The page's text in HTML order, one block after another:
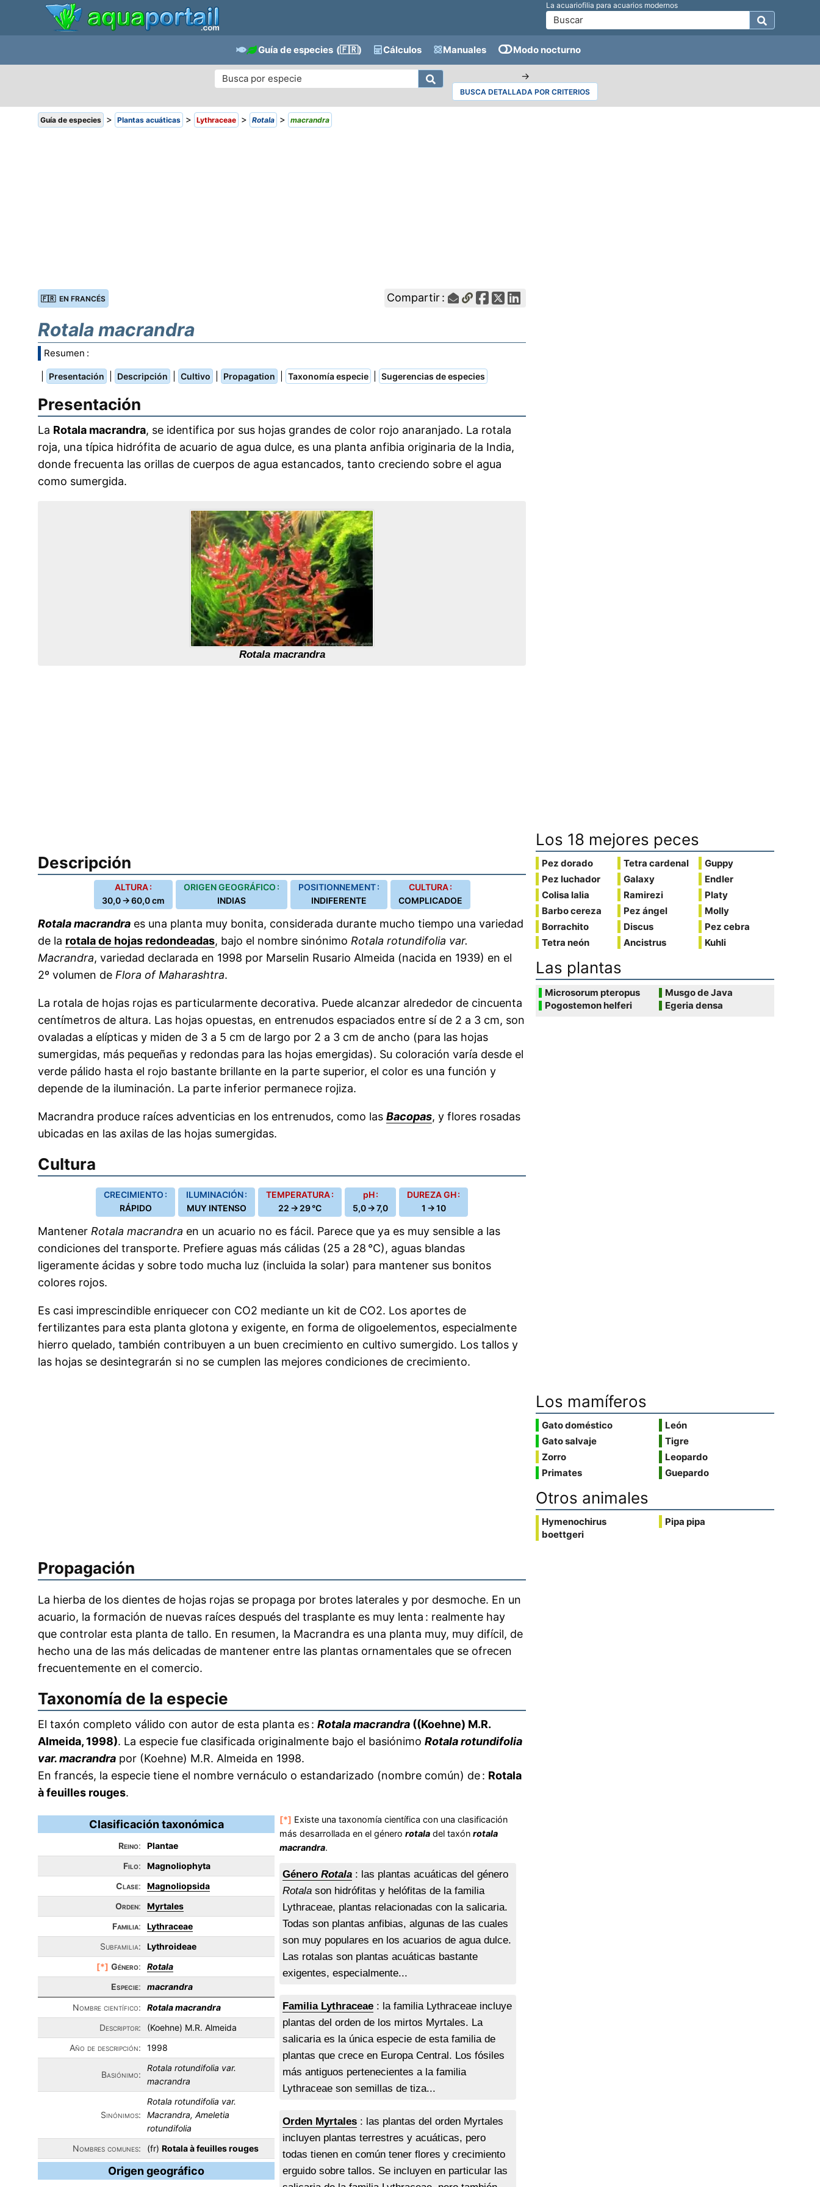
La acuariofilia para acuarios modernos
Guía de especies (🇫🇷) Cálculos Manuales Modo nocturno
→
BUSCA DETALLADA POR CRITERIOS
Guía de especies > Plantas acuáticas > Lythraceae > Rotala > macrandra
🇫🇷 EN FRANCÉS Compartir :
Rotala macrandra
Resumen :
Presentación Descripción Cultivo Propagation Taxonomía especie Sugerencias de especies
Presentación
La Rotala macrandra, se identifica por sus hojas grandes de color rojo anaranjado. La rotala
roja, una típica hidrófita de acuario de agua dulce, es una planta anfibia originaria de la India,
donde frecuenta las orillas de cuerpos de agua estancados, tanto creciendo sobre el agua
como sumergida.
Rotala macrandra
Descripción
ALTURA :
30,0 → 60,0 cm
ORIGEN GEOGRÁFICO :
INDIAS
POSITIONNEMENT :
INDIFERENTE
CULTURA :
COMPLICADOE
Rotala macrandra es una planta muy bonita, considerada durante mucho tiempo una variedad
de la rotala de hojas redondeadas, bajo el nombre sinónimo Rotala rotundifolia var.
Macrandra, variedad declarada en 1998 por Marselin Rusario Almeida (nacida en 1939) en el
2º volumen de Flora of Maharashtra.
La rotala de hojas rojas es particularmente decorativa. Puede alcanzar alrededor de cincuenta
centímetros de altura. Las hojas opuestas, en entrenudos espaciados entre sí de 2 a 3 cm, son
ovaladas a elípticas y miden de 3 a 5 cm de largo por 2 a 3 cm de ancho (para las hojas
sumergidas, más pequeñas y redondas para las hojas emergidas). Su coloración varía desde el
verde pálido hasta el rojo bastante brillante en la parte superior, el color es una función y
depende de la iluminación. La parte inferior permanece rojiza.
Macrandra produce raíces adventicias en los entrenudos, como las Bacopas, y flores rosadas
ubicadas en las axilas de las hojas sumergidas.
Cultura
CRECIMIENTO :
RÁPIDO
ILUMINACIÓN :
MUY INTENSO
TEMPERATURA :
22 → 29 °C
pH :
5,0 → 7,0
DUREZA GH :
1 → 10
Mantener Rotala macrandra en un acuario no es fácil. Parece que ya es muy sensible a las
condiciones del transporte. Prefiere aguas más cálidas (25 a 28 °C), aguas blandas
ligeramente ácidas y sobre todo mucha luz (incluida la solar) para mantener sus bonitos
colores rojos.
Es casi imprescindible enriquecer con CO2 mediante un kit de CO2. Los aportes de
fertilizantes para esta planta glotona y exigente, en forma de oligoelementos, especialmente
hierro quelado, también contribuyen a un buen crecimiento en cultivo sumergido. Los tallos y
las hojas se desintegrarán si no se cumplen las mejores condiciones de crecimiento.
Propagación
La hierba de los dientes de hojas rojas se propaga por brotes laterales y por desmoche. En un
acuario, la formación de nuevas raíces después del trasplante es muy lenta : realmente hay
que controlar esta planta de tallo. En resumen, la Macrandra es una planta muy, muy difícil, de
hecho una de las más delicadas de mantener entre las plantas ornamentales que se ofrecen
frecuentemente en el comercio.
Taxonomía de la especie
El taxón completo válido con autor de esta planta es : Rotala macrandra ((Koehne) M.R.
Almeida, 1998). La especie fue clasificada originalmente bajo el basiónimo Rotala rotundifolia
var. macrandra por (Koehne) M.R. Almeida en 1998.
En francés, la especie tiene el nombre vernáculo o estandarizado (nombre común) de : Rotala
à feuilles rouges.
Clasificación taxonómica
Reino:
Plantae
Filo:
Magnoliophyta
Clase:
Magnoliopsida
Orden:
Myrtales
Familia:
Lythraceae
Subfamilia:
Lythroideae
[*] Género:
Rotala
Especie:
macrandra
Nombre científico:
Rotala macrandra
Descriptor:
(Koehne) M.R. Almeida
Año de descripción:
1998
Basiónimo:
Rotala rotundifolia var.
macrandra
Sinónimos:
Rotala rotundifolia var.
Macrandra, Ameletia
rotundifolia
Nombres comunes:
(fr) Rotala à feuilles rouges
Origen geográfico
[*] Existe una taxonomía científica con una clasificación
más desarrollada en el génerorotala del taxónrotala
macrandra.
GéneroRotala : las plantas acuáticas del género
Rotala son hidrófitas y helófitas de la familia
Lythraceae, plantas relacionadas con la salicaria.
Todas son plantas anfibias, algunas de las cuales
son muy populares en los acuarios de agua dulce.
Las rotalas son plantas acuáticas bastante
exigentes, especialmente...
Familia Lythraceae : la familia Lythraceae incluye
plantas del orden de los mirtos Myrtales. La
salicaria es la única especie de esta familia de
plantas que crece en Europa Central. Los fósiles
más antiguos pertenecientes a la familia
Lythraceae son semillas de tiza...
Orden Myrtales : las plantas del orden Myrtales
incluyen plantas terrestres y acuáticas, pero
todas tienen en común tener flores y crecimiento
erguido sobre tallos. Se incluyen en particular las
Los 18 mejores peces
Pez dorado
Pez luchador
Colisa lalia
Barbo cereza
Borrachito
Tetra neón
Tetra cardenal
Galaxy
Ramirezi
Pez ángel
Discus
Ancistrus
Guppy
Endler
Platy
Molly
Pez cebra
Kuhli
Las plantas
Microsorum pteropus
Pogostemon helferi
Musgo de Java
Egeria densa
Los mamíferos
Gato doméstico
Gato salvaje
Zorro
Primates
León
Tigre
Leopardo
Guepardo
Otros animales
Hymenochirus
boettgeri
Pipa pipa